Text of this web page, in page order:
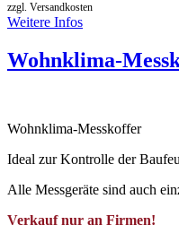
zzgl. Versandkosten
Weitere Infos
Wohnklima-
Wohnklima-Messkoffer
Ideal zur Kontrolle der
Alle Messgeräte sind auch
Verkauf nur an Firmen!